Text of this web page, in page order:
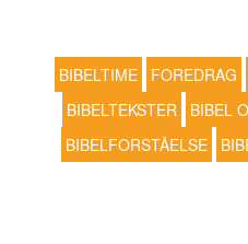
BIBELTIME
FOREDRAG
BIBELTEKSTER
BIBEL
BIBELFORSTÅELSE